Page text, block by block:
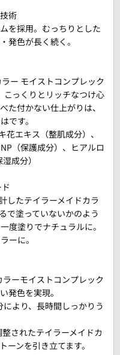
術
を採用。むっちりとした
発色が長く続く。
ー モイストコンプレック
っくりとリッチなつけ心
た付かない仕上がりは、
です。
エキス（整肌成分）、
（保護成分）、ヒアルロ
成分）
したテイラーメイドカラ
で塗っていないかのよう
度塗りでナチュラルに。
ーに。
ーモイストコンプレック
発色を実現。
より、長時間しっかりう
されたテイラーメイドカ
ーンを引き立てます。